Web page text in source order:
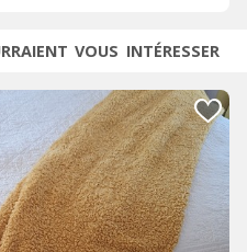
VOUS INTÉRESSER